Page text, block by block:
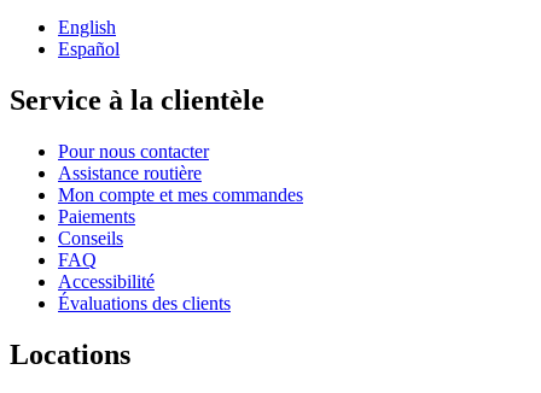
English
Español
Service à la clientèle
Pour nous contacter
Assistance routière
Mon compte et mes commandes
Paiements
Conseils
FAQ
Accessibilité
Évaluations des clients
Locations